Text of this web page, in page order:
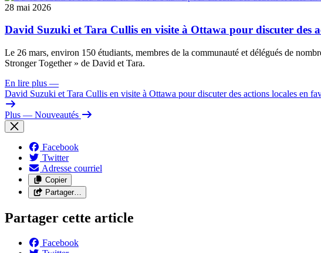
28 mai 2026
David Suzuki et Tara Cullis en visite à Ottawa pour discuter des
Le 26 mars, environ 150 étudiants, membres de la communauté et délégués de
Stronger Together » de David et Tara.
En lire plus —
David Suzuki et Tara Cullis en visite à Ottawa pour discuter des actions locales en
Plus — Nouveautés
Facebook
Twitter
Adresse courriel
Copier
Partager…
Partager cette article
Facebook